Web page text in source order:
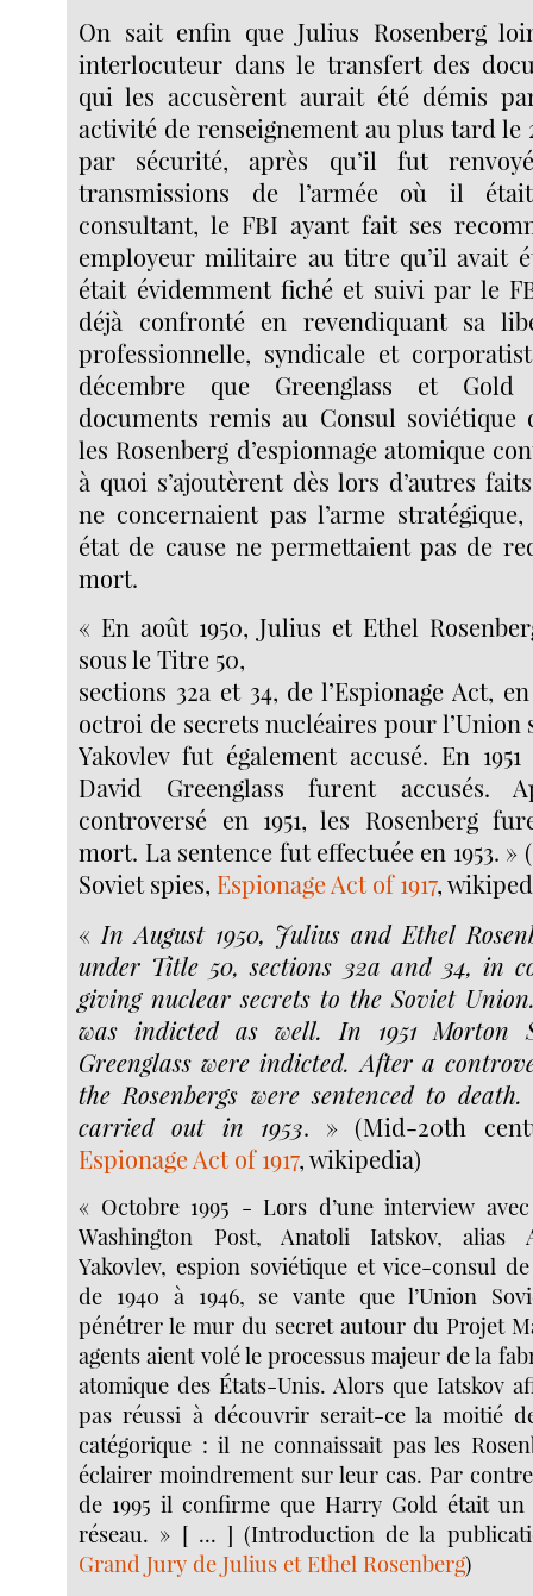
On sait enfin que Julius Rosenberg
interlocuteur dans le transfert des
qui les accusèrent aurait été démis
activité de renseignement au plus tard le
par sécurité, après qu’il fut
transmissions de l’armée où il
consultant, le FBI ayant fait ses
employeur militaire au titre qu’il avait
était évidemment fiché et suivi par le
déjà confronté en revendiquant sa
professionnelle, syndicale et
décembre que Greenglass et Gold
documents remis au Consul soviétique
les Rosenberg d’espionnage atomique
à quoi s’ajoutèrent dès lors d’autres
ne concernaient pas l’arme
état de cause ne permettaient pas de
mort.
« En août 1950, Julius et Ethel
sous le Titre 50,
sections 32a et 34, de l’Espionage Act,
octroi de secrets nucléaires pour l’Union
Yakovlev fut également accusé. En
David Greenglass furent accusés.
controversé en 1951, les Rosenberg
mort. La sentence fut effectuée en 1953.
Soviet spies, Espionage Act of 1917,
« In August 1950, Julius and Ethel
under Title 50, sections 32a and 34, in
giving nuclear secrets to the Soviet
was indicted as well. In 1951 Morton
Greenglass were indicted. After a
the Rosenbergs were sentenced to
carried out in 1953. » (Mid-20th
Espionage Act of 1917, wikipedia)
« Octobre 1995 - Lors d’une interview
Washington Post, Anatoli Iatskov, alias
Yakovlev, espion soviétique et vice-consul de
de 1940 à 1946, se vante que l’Union
pénétrer le mur du secret autour du Projet
agents aient volé le processus majeur de la
atomique des États-Unis. Alors que Iatskov
pas réussi à découvrir serait-ce la moitié
catégorique : il ne connaissait pas les
éclairer moindrement sur leur cas. Par
de 1995 il confirme que Harry Gold était un
réseau. » [ ... ] (Introduction de la
Grand Jury de Julius et Ethel Rosenberg)